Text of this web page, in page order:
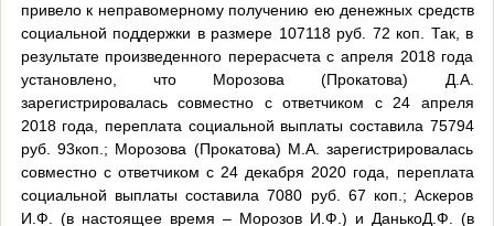
привело к неправомерному получению ею денежных средств
социальной поддержки в размере 107118 руб. 72 коп. Так, в
результате произведенного перерасчета с апреля 2018 года
установлено, что Морозова (Прокатова) Д.А.
зарегистрировалась совместно с ответчиком с 24 апреля
2018 года, переплата социальной выплаты составила 75794
руб. 93коп.; Морозова (Прокатова) М.А. зарегистрировалась
совместно с ответчиком с 24 декабря 2020 года, переплата
социальной выплаты составила 7080 руб. 67 коп.; Аскеров
И.Ф. (в настоящее время – Морозов И.Ф.) и ДанькоД.Ф. (в